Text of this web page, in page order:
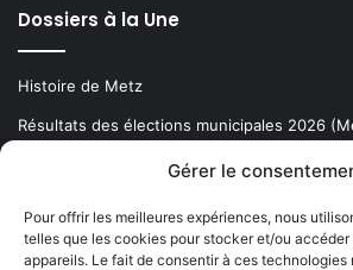
Gérer le
Pour offrir les meilleures expériences, nous
telles que les cookies pour stocker et/ou
appareils. Le fait de consentir à ces technologies
Dossiers à la Une
Histoire de Metz
Résultats des élections municipales 2026
Newsletter gratuite